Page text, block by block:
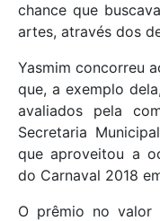
chance que
artes, através dos
Yasmim concorreu
que, a exemplo
avaliados pela
Secretaria
que aproveitou a
do Carnaval 2018
O prêmio no